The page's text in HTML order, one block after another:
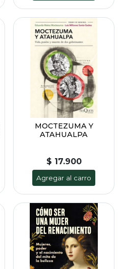
MOCTEZUMA Y
ATAHUALPA
$ 17.900
Agregar al carro